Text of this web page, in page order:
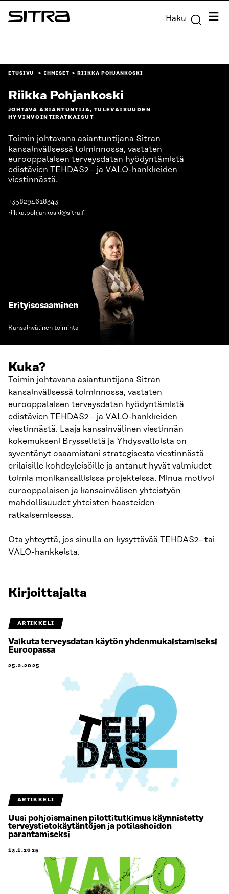
Siirry
suoraan
Sitra Haku
ETUSIVU IHMISET RIIKKA POHJANKOSKI
Riikka Pohjankoski
JOHTAVA ASIANTUNTIJA, TULEVAISUUDEN
HYVINVOINTIRATKAISUT
Toimin johtavana asiantuntijana Sitran
kansainvälisessä toiminnossa, vastaten
eurooppalaisen terveysdatan hyödyntämistä
edistävien TEHDAS2– ja VALO-hankkeiden
viestinnästä.
+358294618343
riikka.pohjankoski@sitra.fi
Erityisosaaminen
Kansainvälinen toiminta
Kuka?
Toimin johtavana asiantuntijana Sitran
kansainvälisessä toiminnossa, vastaten
eurooppalaisen terveysdatan hyödyntämistä
edistävien TEHDAS2– ja VALO-hankkeiden
viestinnästä. Laaja kansainvälinen viestinnän
kokemukseni Brysselistä ja Yhdysvalloista on
syventänyt osaamistani strategisesta viestinnästä
erilaisille kohdeyleisöille ja antanut hyvät valmiudet
toimia monikansallisissa projekteissa. Minua motivoi
eurooppalaisen ja kansainvälisen yhteistyön
mahdollisuudet yhteisten haasteiden
ratkaisemisessa.
Ota yhteyttä, jos sinulla on kysyttävää TEHDAS2- tai
VALO-hankkeista.
Kirjoittajalta
ARTIKKELI
Vaikuta terveysdatan käytön yhdenmukaistamiseksi
Euroopassa
25.2.2025
ARTIKKELI
Uusi pohjoismainen pilottitutkimus käynnistetty
terveystietokäytäntöjen ja potilashoidon
parantamiseksi
13.1.2025